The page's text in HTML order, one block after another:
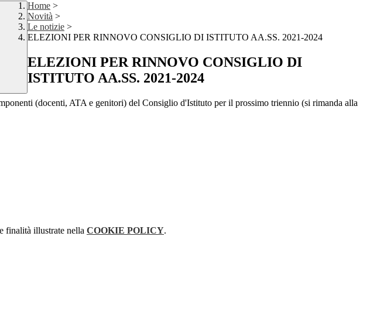
Home >
Novità >
Le notizie >
ELEZIONI PER RINNOVO CONSIGLIO DI ISTITUTO AA.SS. 2021-2024
ELEZIONI PER RINNOVO CONSIGLIO DI
ISTITUTO AA.SS. 2021-2024
(docenti, ATA e genitori) del Consiglio d'Istituto per il prossimo triennio (si rimanda alla
finalità illustrate nella COOKIE POLICY.